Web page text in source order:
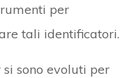
per
tali identificatori.
sono evoluti per